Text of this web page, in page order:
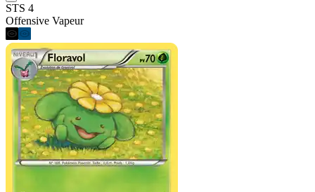
STS 4
Offensive Vapeur